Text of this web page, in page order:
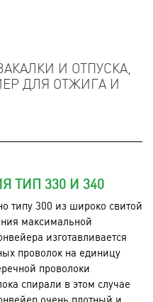
И ОТПУСКА,
ДЛЯ ОТЖИГА И
ТИП 330 И 340
типу 300 из широко свитой
максимальной
изготавливается
проволок на единицу
проволоки
спирали в этом случае
очень плотный и